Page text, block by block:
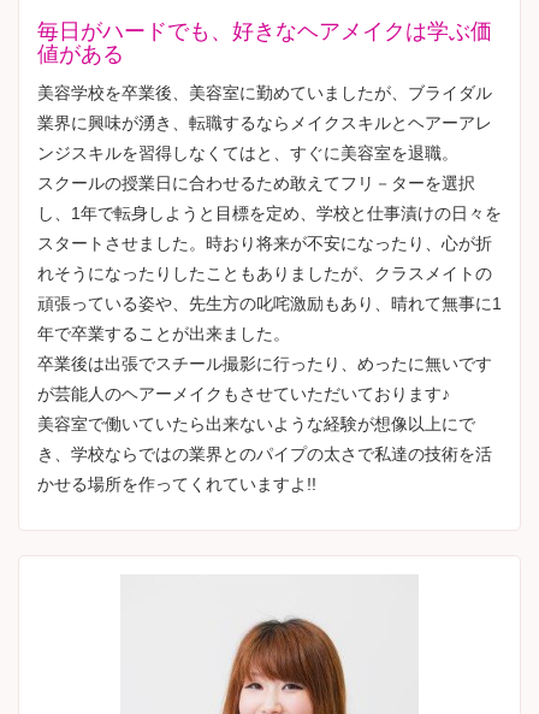
毎日がハードでも、好きなヘアメイクは学ぶ価
値がある
美容学校を卒業後、美容室に勤めていましたが、ブライダル
業界に興味が湧き、転職するならメイクスキルとヘアーアレ
ンジスキルを習得しなくてはと、すぐに美容室を退職。
スクールの授業日に合わせるため敢えてフリ－ターを選択
し、1年で転身しようと目標を定め、学校と仕事漬けの日々を
スタートさせました。時おり将来が不安になったり、心が折
れそうになったりしたこともありましたが、クラスメイトの
頑張っている姿や、先生方の叱咤激励もあり、晴れて無事に1
年で卒業することが出来ました。
卒業後は出張でスチール撮影に行ったり、めったに無いです
が芸能人のヘアーメイクもさせていただいております♪
美容室で働いていたら出来ないような経験が想像以上にで
き、学校ならではの業界とのパイプの太さで私達の技術を活
かせる場所を作ってくれていますよ!!